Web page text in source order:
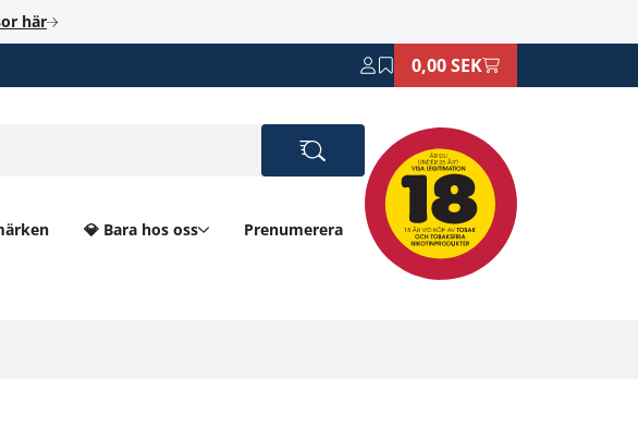
här
0,00 SEK
💎 Bara hos oss
Prenumerera